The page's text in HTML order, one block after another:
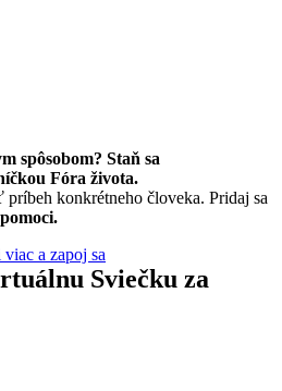
spôsobom? Staň sa
Fóra života.
konkrétneho človeka. Pridaj sa
viac a zapoj sa
Sviečku za